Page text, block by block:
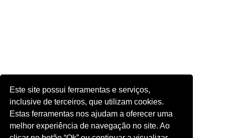
Este site possui ferramentas e serviços,
inclusive de terceiros, que utilizam cookies.
Estas ferramentas nos ajudam a oferecer uma
melhor experiência de navegação no site. Ao